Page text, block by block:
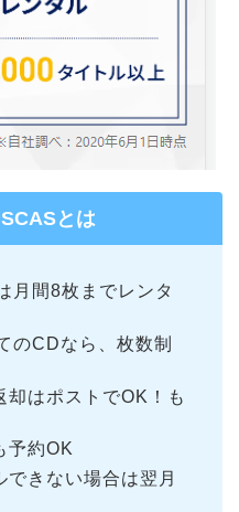
とは
月間8枚までレンタ
のCDなら、枚数制
却はポストでOK！も
予約OK
できない場合は翌月